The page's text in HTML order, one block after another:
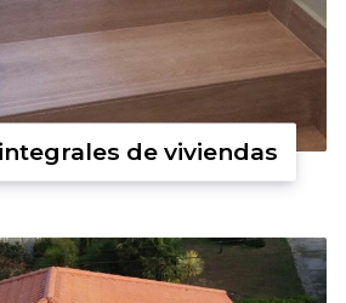
de viviendas